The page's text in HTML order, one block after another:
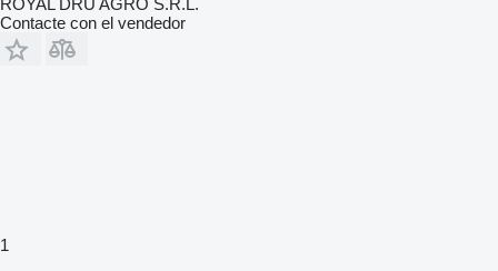
Contacte con el vendedor
1